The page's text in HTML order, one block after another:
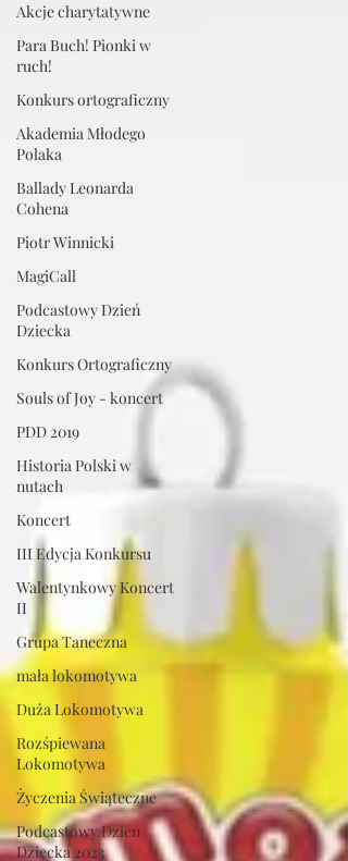
Akcje charytatywne
Para Buch! Pionki w
ruch!
Konkurs ortograficzny
Akademia Młodego
Polaka
Ballady Leonarda
Cohena
Piotr Winnicki
MagiCall
Podcastowy Dzień
Dziecka
Konkurs Ortograficzny
Souls of Joy - koncert
PDD 2019
Historia Polski w
nutach
Koncert
III Edycja Konkursu
Walentynkowy Koncert
II
Grupa Taneczna
mała lokomotywa
Duża Lokomotywa
Rozśpiewana
Lokomotywa
Życzenia Świąteczne
Podcastowy Dzień
Dziecka 2023